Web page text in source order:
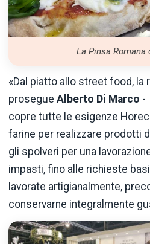
La Pinsa Romana
«Dal piatto allo street food, la
prosegue Alberto Di Marco -
copre tutte le esigenze
farine per realizzare prodotti
gli spolveri per una
impasti, fino alle richieste
lavorate artigianalmente,
conservarne integralmente